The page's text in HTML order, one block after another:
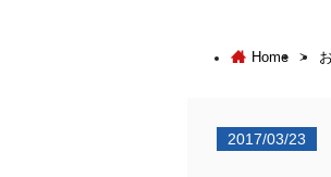
Home >
2017/03/23